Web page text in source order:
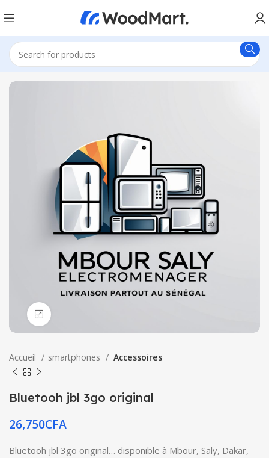
Accueil smartphones Accessoires
Bluetooh jbl 3go original
26,750CFA
Bluetooh jbl 3go original… disponible à Mbour, Saly, Dakar,